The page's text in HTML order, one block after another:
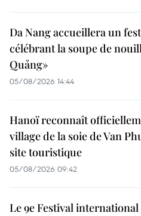
Da Nang accueillera un
célébrant la soupe de
Quảng»
05/08/2026 14:44
Hanoï reconnaît
village de la soie de Van
site touristique
05/08/2026 09:42
Le 9e Festival international